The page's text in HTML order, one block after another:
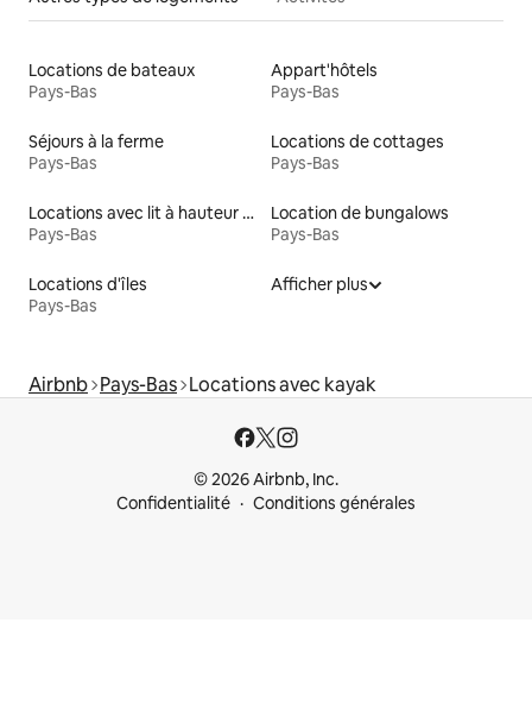
Locations de bateaux
Pays-Bas
Appart'hôtels
Pays-Bas
Séjours à la ferme
Pays-Bas
Locations de cottages
Pays-Bas
Locations avec lit à hauteur adaptée
Pays-Bas
Location de bungalows
Pays-Bas
Locations d'îles
Pays-Bas
Afficher plus
Airbnb Pays-Bas Locations avec kayak
© 2026 Airbnb, Inc.
Confidentialité
Conditions générales